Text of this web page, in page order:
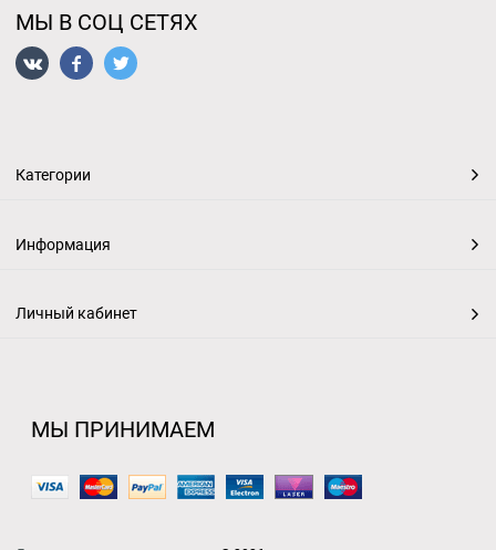
МЫ В СОЦ СЕТЯХ
Категории
Информация
Личный кабинет
МЫ ПРИНИМАЕМ